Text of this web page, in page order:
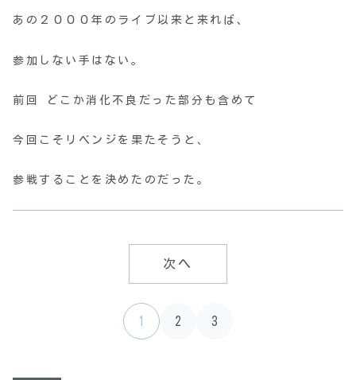
あの２０００年のライブ以来と来れば、
参加しない手はない。
前回 どこか消化不良だった部分も含めて
今回こそリベンジを果たそうと、
参戦することを決めたのだった。
次へ
1 2 3